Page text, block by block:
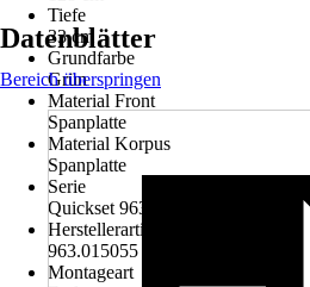
Tiefe
33 cm
Grundfarbe
Grün
Material Front
Spanplatte
Material Korpus
Spanplatte
Serie
Quickset 963
Herstellerartikelnummer
963.015055
Montageart
Datenblätter
Bereich überspringen